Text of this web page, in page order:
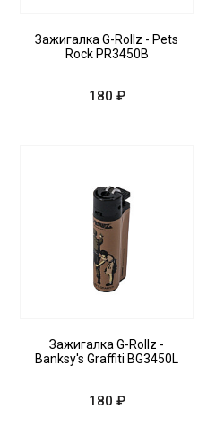
Зажигалка G-Rollz - Pets
Rock PR3450B
180 ₽
Зажигалка G-Rollz -
Banksy's Graffiti BG3450L
180 ₽